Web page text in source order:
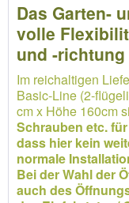
Das Garten-
volle
und -richtung
Im reichaltigen
Basic-Line (2-
cm x Höhe 160cm
Schrauben etc.
dass hier kein
normale
Bei der Wahl der
auch des